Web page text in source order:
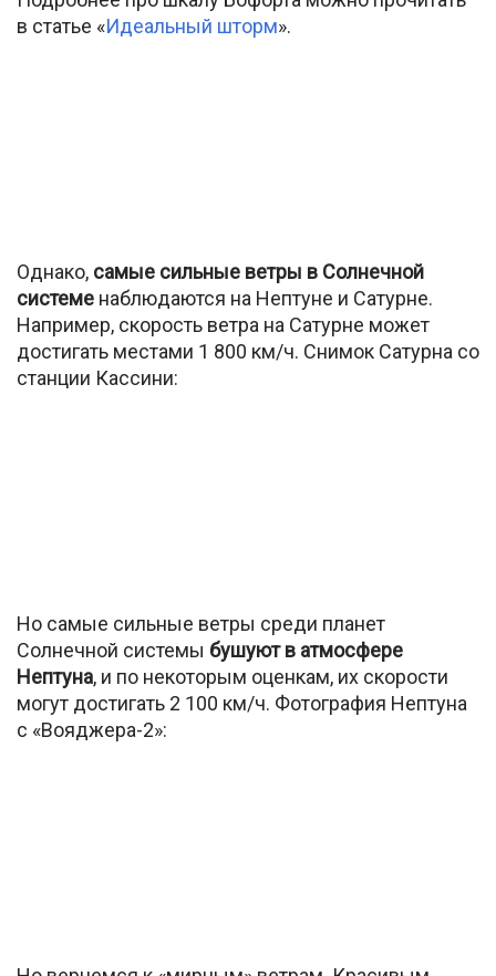
в статье «Идеальный шторм».
Однако, самые сильные ветры в Солнечной
системе наблюдаются на Нептуне и Сатурне.
Например, скорость ветра на Сатурне может
достигать местами 1 800 км/ч. Снимок Сатурна со
станции Кассини:
Но самые сильные ветры среди планет
Солнечной системы бушуют в атмосфере
Нептуна, и по некоторым оценкам, их скорости
могут достигать 2 100 км/ч. Фотография Нептуна
с «Вояджера-2»: